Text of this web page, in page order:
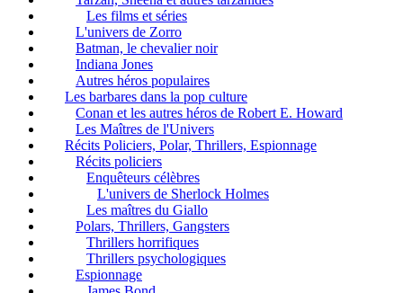
Les films et séries
L'univers de Zorro
Batman, le chevalier noir
Indiana Jones
Autres héros populaires
Les barbares dans la pop culture
Conan et les autres héros de Robert E. Howard
Les Maîtres de l'Univers
Récits Policiers, Polar, Thrillers, Espionnage
Récits policiers
Enquêteurs célèbres
L'univers de Sherlock Holmes
Les maîtres du Giallo
Polars, Thrillers, Gangsters
Thrillers horrifiques
Thrillers psychologiques
Espionnage